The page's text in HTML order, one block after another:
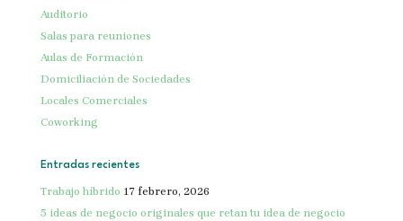
Auditorio
Salas para reuniones
Aulas de Formación
Domiciliación de Sociedades
Locales Comerciales
Coworking
Entradas recientes
Trabajo híbrido 17 febrero, 2026
5 ideas de negocio originales que retan tu idea de negocio